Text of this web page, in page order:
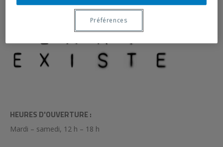
HEURES D'OUVERTURE :
Mardi – samedi, 12 h – 18 h
Préférences